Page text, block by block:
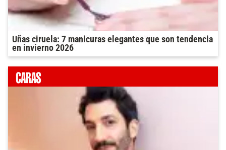
Uñas ciruela: 7 manicuras elegantes que son tendencia
en invierno 2026